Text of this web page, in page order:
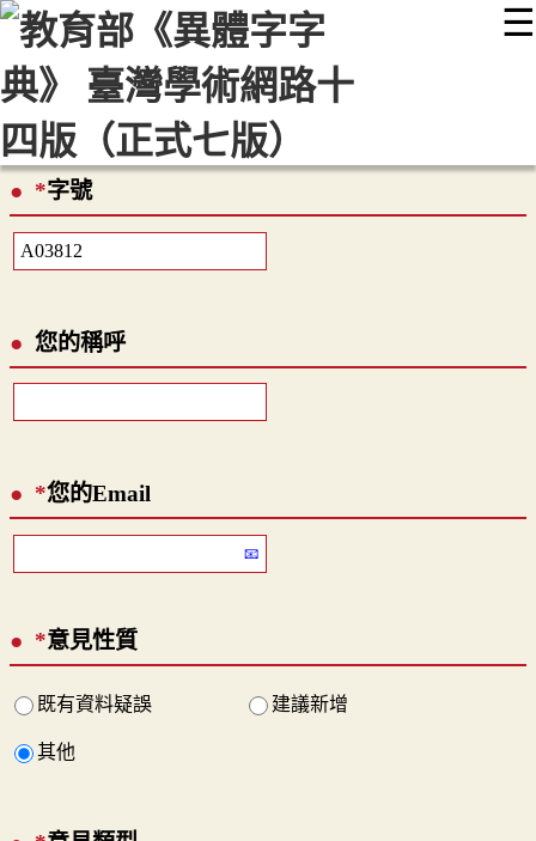
☰
::: 最新消息 常見問題 編輯說明
顯示模式
網站導覽
*字號
您的稱呼
*您的Email
*意見性質
既有資料疑誤 建議新增
其他